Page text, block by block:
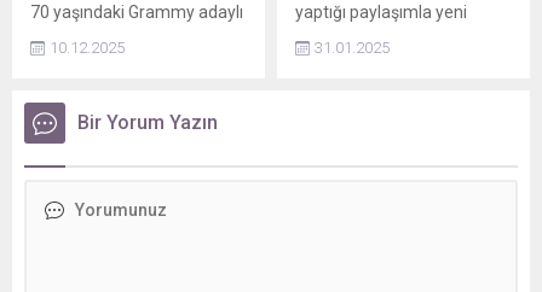
70 yaşındaki Grammy adaylı
Macleod, köpeğini
çarpması sonucu hayatını
kaybetti. Araç sürücüsü ise
kaydıyla gözaltına alındı.
10.12.2025
yaptığı paylaşımla yeni
duyurdu. Genç yıldız, dikkat
31.01.2025
Bir Yorum Yazın